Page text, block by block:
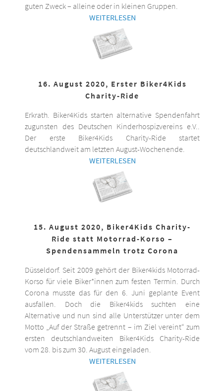
guten Zweck – alleine oder in kleinen Gruppen.
WEITERLESEN
16. August 2020, Erster Biker4Kids
Charity-Ride
Erkrath. Biker4Kids starten alternative Spendenfahrt
zugunsten des Deutschen Kinderhospizvereins e.V..
Der erste Biker4Kids Charity-Ride startet
deutschlandweit am letzten August-Wochenende.
WEITERLESEN
15. August 2020, Biker4Kids Charity-
Ride statt Motorrad-Korso –
Spendensammeln trotz Corona
Düsseldorf. Seit 2009 gehört der Biker4kids Motorrad-
Korso für viele Biker*innen zum festen Termin. Durch
Corona musste das für den 6. Juni geplante Event
ausfallen. Doch die Biker4kids suchten eine
Alternative und nun sind alle Unterstützer unter dem
Motto „Auf der Straße getrennt – im Ziel vereint“ zum
ersten deutschlandweiten Biker4Kids Charity-Ride
vom 28. bis zum 30. August eingeladen.
WEITERLESEN